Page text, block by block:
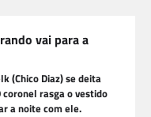
vai para a
(Chico Diaz) se deita
rasga o vestido
a noite com ele.